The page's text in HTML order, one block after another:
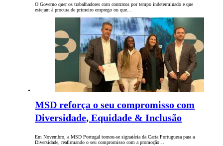
O Governo quer os trabalhadores com contratos por tempo indeterminado e que
estejam à procura de primeiro emprego ou que…
MSD reforça o seu compromisso com
Diversidade, Equidade & Inclusão
Em Novembro, a MSD Portugal tornou-se signatária da Carta Portuguesa para a
Diversidade, reafirmando o seu compromisso com a promoção…